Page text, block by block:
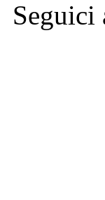
Seguici